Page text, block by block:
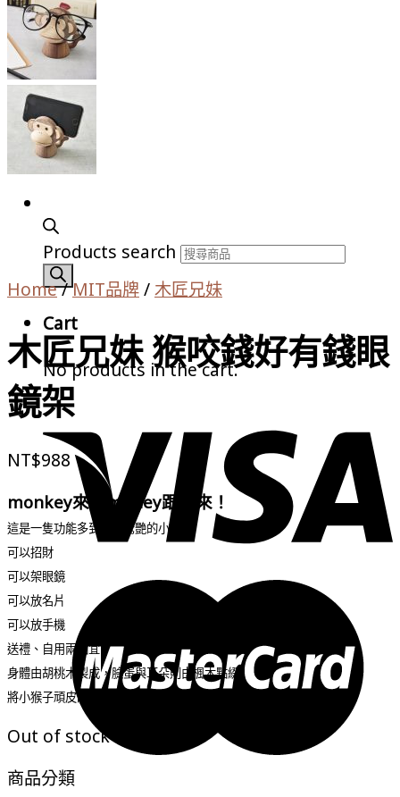
Products search
Cart
No products in the cart.
Home/MIT品牌/木匠兄妹
木匠兄妹 猴咬錢好有錢眼
鏡架
NT$988
monkey來，money跟著來！
這是一隻功能多到讓人驚艷的小猴子
可以招財
可以架眼鏡
可以放名片
可以放手機
送禮、自用兩相宜！
身體由胡桃木製成，臉蛋與耳朵則由楓木點綴
將小猴子頑皮的模樣唯妙唯肖描繪出來！
Out of stock
商品分類